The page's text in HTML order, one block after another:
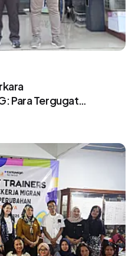
Para Tergugat
UU